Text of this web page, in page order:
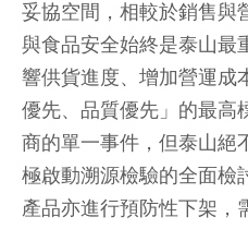
妥協空間，相較於銷售與
與食品安全始終是泰山最
響供貨進度、增加營運成
優先、品質優先」的最高
商的單一事件，但泰山絕
極啟動溯源檢驗的全面檢
產品亦進行預防性下架，